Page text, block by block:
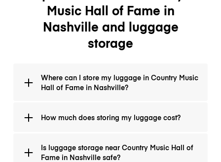
Music Hall of Fame in
Nashville and luggage
storage
Where can I store my luggage in Country Music
Hall of Fame in Nashville?
You can download LugggeHero app and see all the
locations, where you can drop your luggage. There is
How much does storing my luggage cost?
It will cost you $1/hour and $8 per day (24 hours).
Is luggage storage near Country Music Hall of
Fame in Nashville safe?